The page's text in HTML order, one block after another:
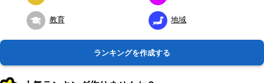
教育 地域
ランキングを作成する